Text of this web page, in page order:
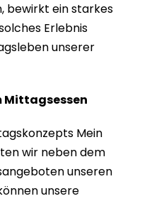
bewirkt ein starkes
Erlebnis
unserer
Mittagsessen
Mein
wir neben dem
unseren
unsere